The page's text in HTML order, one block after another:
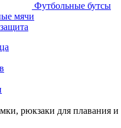
Футбольные бутсы
мячи
рюкзаки для плавания и